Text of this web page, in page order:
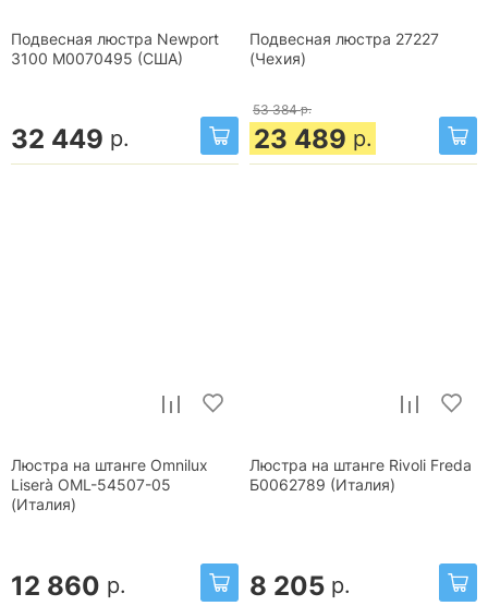
Подвесная люстра Newport
3100 М0070495 (США)
32 449 р.
Подвесная люстра 27227
(Чехия)
53 384 р.
23 489 р.
Люстра на штанге Omnilux
Liserà OML-54507-05
(Италия)
12 860 р.
Люстра на штанге Rivoli Freda
Б0062789 (Италия)
8 205 р.